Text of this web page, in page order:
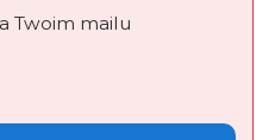
Twoim mailu